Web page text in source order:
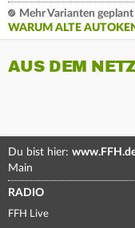
Mehr Varianten geplant
WARUM ALTE
AUS DEM
Du bist hier:
Main
RADIO
FFH Live